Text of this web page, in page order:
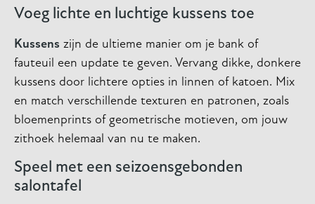
Voeg lichte en luchtige kussens toe
Kussens zijn de ultieme manier om je bank of
fauteuil een update te geven. Vervang dikke, donkere
kussens door lichtere opties in linnen of katoen. Mix
en match verschillende texturen en patronen, zoals
bloemenprints of geometrische motieven, om jouw
zithoek helemaal van nu te maken.
Speel met een seizoensgebonden
salontafel